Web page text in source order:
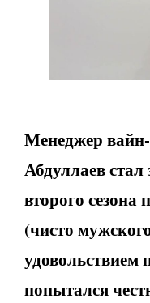
Менеджер
Абдуллаев
второго сезона
(чисто
удовольствием
попытался